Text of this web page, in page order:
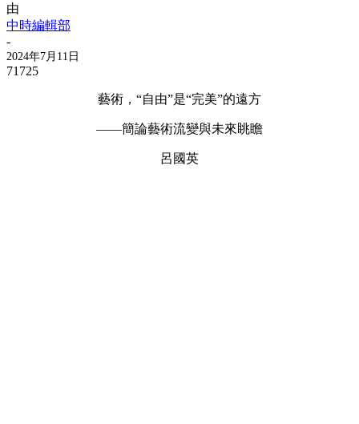
由
中時編輯部
-
2024年7月11日
71725
藝術，“自由”是“完美”的遠方
——簡論藝術流變與未來眺瞻
呂國英